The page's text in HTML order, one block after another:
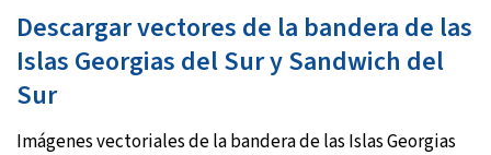
Descargar vectores de la bandera de las
Islas Georgias del Sur y Sandwich del
Sur
Imágenes vectoriales de la bandera de las Islas Georgias